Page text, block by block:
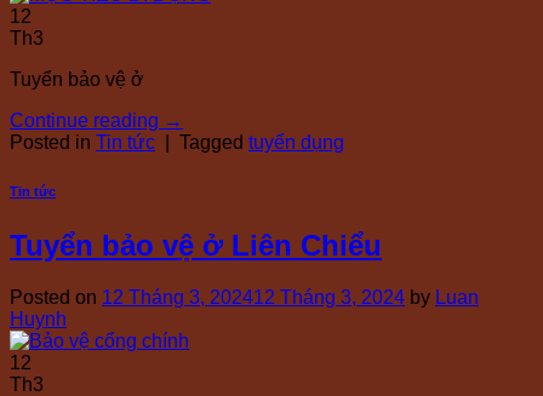
12
Th3
Tuyển bảo vệ ở
Continue reading →
Posted in Tin tức Tagged tuyển dụng
Tin tức
Tuyển bảo vệ ở Liên Chiểu
Posted on 12 Tháng 3, 202412 Tháng 3, 2024 by Luan
Huynh
12
Th3